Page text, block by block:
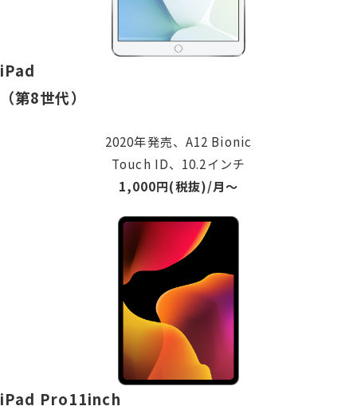
iPad
（第8世代）
2020年発売、A12 Bionic
Touch ID、10.2インチ
1,000円(税抜)/月〜
iPad Pro11inch